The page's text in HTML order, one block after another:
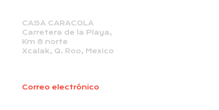
CASA CARACOLA
Carretera de la Playa,
Km 8 norte
Xcalak, Q. Roo, Mexico
Correo electrónico